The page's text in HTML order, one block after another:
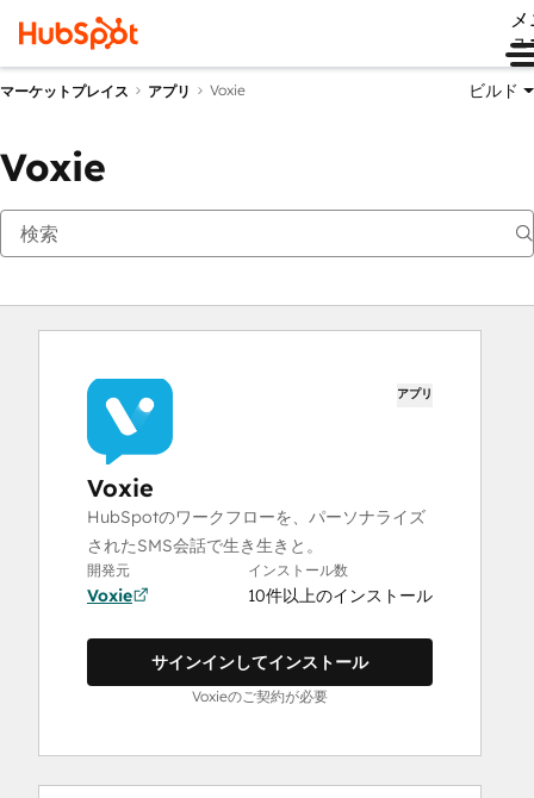
ュ
マーケットプレイス アプリ Voxie ビルド
Voxie
アプリ
Voxie
HubSpotのワークフローを、パーソナライズ
されたSMS会話で生き生きと。
開発元
Voxie
インストール数
10件以上のインストール
サインインしてインストール
Voxieのご契約が必要